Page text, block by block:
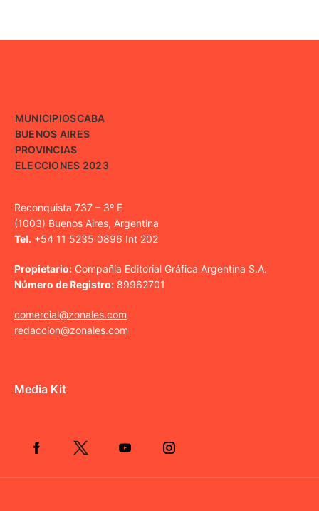
MUNICIPIOSCABA
BUENOS AIRES
PROVINCIAS
ELECCIONES 2023
Reconquista 737 – 3º E
(1003) Buenos Aires, Argentina
Tel. +54 11 5235 0896 Int 202
Propietario: Compañía Editorial Gráfica Argentina S.A.
Número de Registro: 89962701
comercial@zonales.com
redaccion@zonales.com
Media Kit